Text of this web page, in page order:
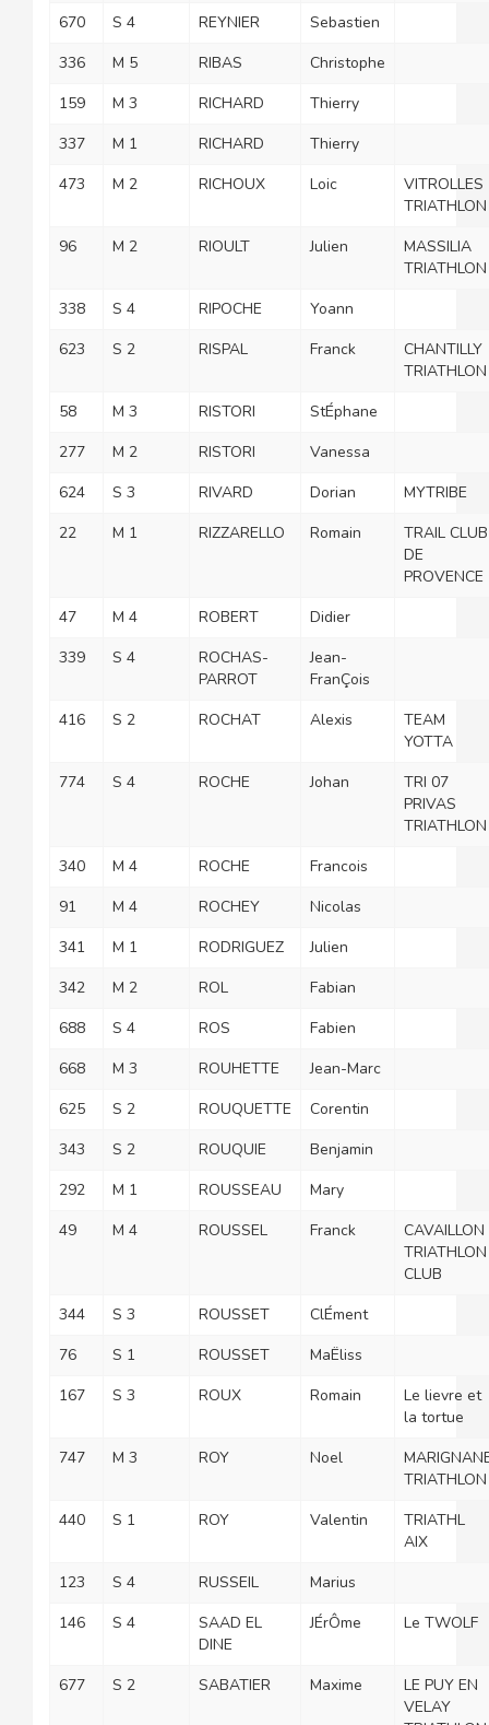
670
S 4 REYNIER
Sebastien
336
M 5 RIBAS
Christophe
159
M 3 RICHARD
Thierry
337
M 1 RICHARD
Thierry
473
M 2 RICHOUX Loic
VITROLLES
TRIATHLON
96
M 2 RIOULT Julien
MASSILIA
TRIATHLON
338
S 4 RIPOCHE
Yoann
623
S 2 RISPAL Franck
CHANTILLY
TRIATHLON
58
M 3 RISTORI
StÉphane
277
M 2 RISTORI
Vanessa
624
S 3 RIVARD Dorian
MYTRIBE
22
M 1 RIZZARELLO Romain
TRAIL CLUB
DE
PROVENCE
47
M 4 ROBERT
Didier
339
S 4
ROCHAS-
PARROT
Jean-
FranÇois
416
S 2 ROCHAT Alexis
TEAM
YOTTA
774
S 4 ROCHE Johan
TRI 07
PRIVAS
TRIATHLON
340
M 4 ROCHE
Francois
91
M 4 ROCHEY
Nicolas
341
M 1 RODRIGUEZ
Julien
342
M 2 ROL
Fabian
688
S 4 ROS
Fabien
668
M 3 ROUHETTE
Jean-Marc
625
S 2 ROUQUETTE
Corentin
343
S 2 ROUQUIE
Benjamin
292
M 1 ROUSSEAU
Mary
49
M 4 ROUSSEL Franck
CAVAILLON
TRIATHLON
CLUB
344
S 3 ROUSSET
ClÉment
76
S 1 ROUSSET
MaËliss
167
S 3 ROUX Romain
Le lievre et
la tortue
747
M 3 ROY Noel
TRIATHLON
440
S 1 ROY Valentin
TRIATHL
AIX
123
S 4 RUSSEIL
Marius
146
S 4
SAAD EL
DINE
JÉrÔme Le TWOLF
677 S 2 SABATIER Maxime
LE PUY EN
VELAY